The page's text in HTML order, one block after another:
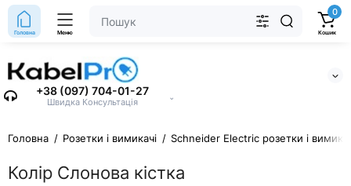
+38 (097) 704-01-27
Швидка Консультація
⌄
Головна Меню
0
Кошик
Головна Розетки і вимикачі Schneider Electric розетки і
Колір Слонова кістка